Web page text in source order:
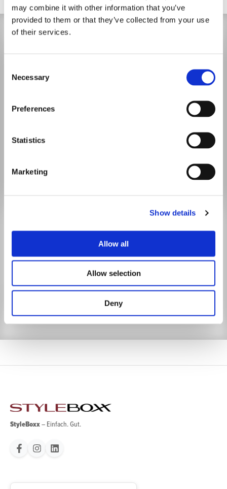
may combine it with other information that you’ve
provided to them or that they’ve collected from your use
of their services.
Selection
Necessary
Preferences
Statistics
Marketing
Show details
Allow all
Allow selection
Deny
BLEIBEN SIE AUF DEM
LAUFENDEN.
Mit unserem Newsletter sind Sie stets gut informiert.
Jetzt anmelden
StyleBoxx– Einfach. Gut.